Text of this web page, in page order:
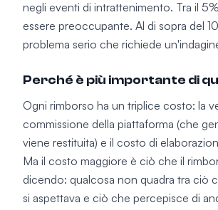
negli eventi di intrattenimento. Tra il
essere preoccupante. Al di sopra del
problema serio che richiede
Perché è più importante di
Ogni rimborso ha un triplice costo: la
commissione della piattaforma (che
viene restituita) e il costo di
Ma il costo maggiore è ciò che il
dicendo: qualcosa non quadra tra ciò
si aspettava e ciò che percepisce di